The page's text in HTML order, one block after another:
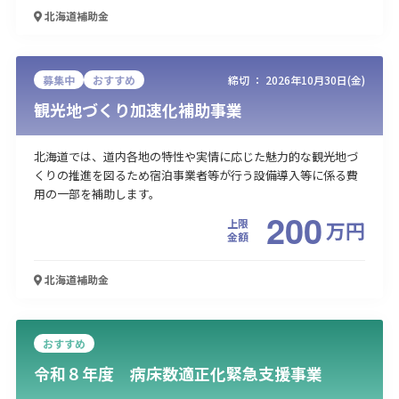
北海道補助金
募集中 おすすめ 締切 ： 2026年10月30日(金)
観光地づくり加速化補助事業
北海道では、道内各地の特性や実情に応じた魅力的な観光地づ
くりの推進を図るため宿泊事業者等が行う設備導入等に係る費
用の一部を補助します。
上限
金額
200万円
北海道補助金
おすすめ
令和８年度 病床数適正化緊急支援事業